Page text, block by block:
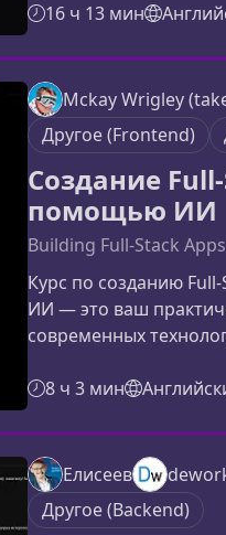
грамотную работу с
устроены типы
поиск и какие
дают результат.Что
фундаментальное и
PostgreSQL. Теория
реальных сценар
16 ч 13 мин
Mckay Wrigley
Другое (Frontend)
Создание
помощью ИИ
Building Full-Stack
Курс по созданию
ИИ — это ваш
современных
подходит как
желающим улучшить
полноценные
искусственного
курсеПрограмма
шагом провести вас
AI‑приложений. Вы
8 ч 3 мин
Елисеев
Другое (Backend)